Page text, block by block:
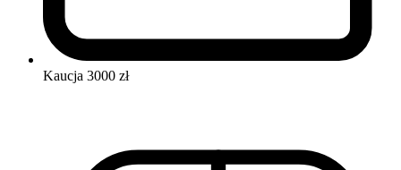
Kaucja 3000 zł